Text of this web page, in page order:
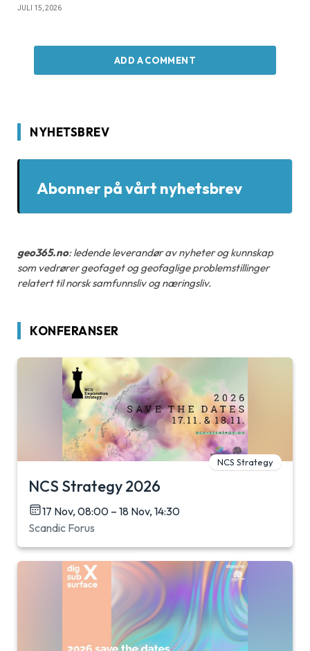
JULI 15, 2026
ADD A COMMENT
NYHETSBREV
Abonner på vårt nyhetsbrev
geo365.no: ledende leverandør av nyheter og kunnskap
som vedrører geofaget og geofaglige problemstillinger
relatert til norsk samfunnsliv og næringsliv.
KONFERANSER
NCS Strategy
NCS Strategy 2026
17 Nov, 08:00 – 18 Nov, 14:30
Scandic Forus